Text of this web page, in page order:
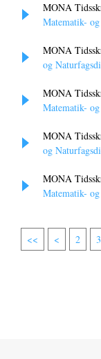
MONA
Matematik-
MONA
og
MONA
Matematik-
MONA
og
MONA
Matematik-
<< < 2 3